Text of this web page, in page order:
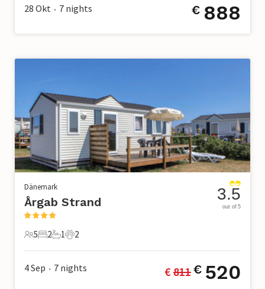
28 Okt • 7 nights € 888
Dänemark
Årgab Strand
5 Gäste
5
2 Schlafzimmer
2
1 Badezimmer
1
2 Haustiere
2
3.5
out of 5
4 Sep • 7 nights € 811€ 520